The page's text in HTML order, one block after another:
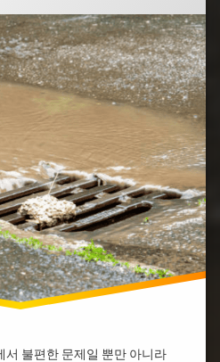
서 불편한 문제일 뿐만 아니라